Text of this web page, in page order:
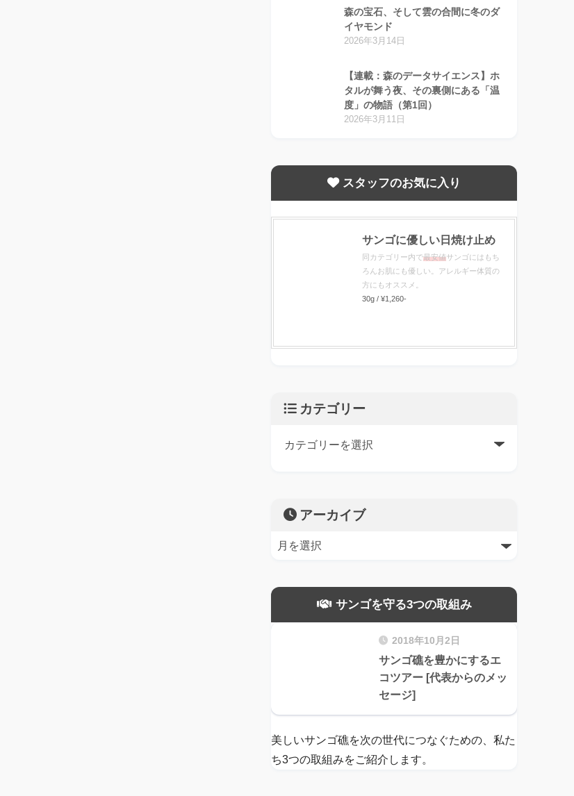
森の宝石、そして雲の合間に冬のダ
イヤモンド
2026年3月14日
【連載：森のデータサイエンス】ホ
タルが舞う夜、その裏側にある「温
度」の物語（第1回）
2026年3月11日
スタッフのお気に入り
サンゴに優しい日焼け止め
同カテゴリー内で最安値 サンゴにはもち
ろんお肌にも優しい。アレルギー体質の
方にもオススメ。
30g / ¥1,260-
カテゴリー
アーカイブ
サンゴを守る3つの取組み
2018年10月2日
サンゴ礁を豊かにするエ
コツアー [代表からのメッ
セージ]
美しいサンゴ礁を次の世代につなぐための、私た
ち3つの取組みをご紹介します。